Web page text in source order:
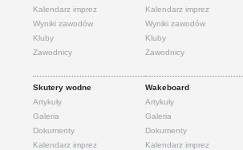
Kalendarz imprez
Wyniki zawodów
Kluby
Zawodnicy
Kalendarz imprez
Wyniki zawodów
Kluby
Zawodnicy
Skutery wodne
Artykuły
Galeria
Dokumenty
Kalendarz imprez
Wakeboard
Artykuły
Galeria
Dokumenty
Kalendarz imprez